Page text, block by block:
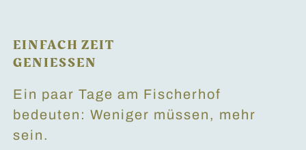
EINFACH ZEIT
GENIESSEN
Ein paar Tage am Fischerhof
bedeuten: Weniger müssen, mehr
sein.